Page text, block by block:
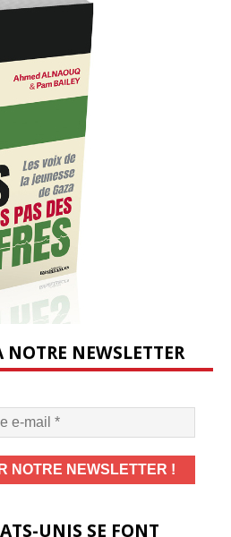
NEWSLETTER
UNIS SE FONT